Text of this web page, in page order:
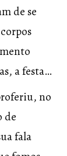
de se
a festa…
no
de
fala